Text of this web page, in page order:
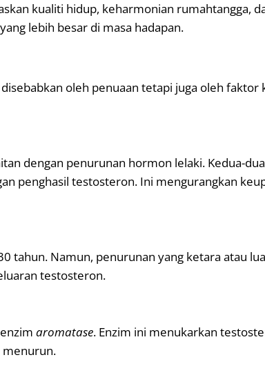
kualiti hidup, keharmonian rumahtangga,
lebih besar di masa hadapan.
oleh penuaan tetapi juga oleh faktor
dengan penurunan hormon lelaki. Kedua-
penghasil testosteron. Ini mengurangkan
tahun. Namun, penurunan yang ketara atau
testosteron.
aromatase. Enzim ini menukarkan
menurun.